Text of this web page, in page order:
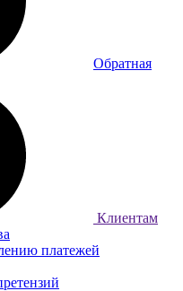
Обратная
Клиентам
платежей